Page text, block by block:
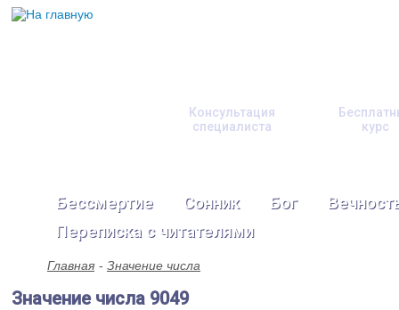
Консультация
специалиста
курс
Бессмертие Сонник Бог
Переписка с читателями
Главная Значение числа
Значение числа 9049